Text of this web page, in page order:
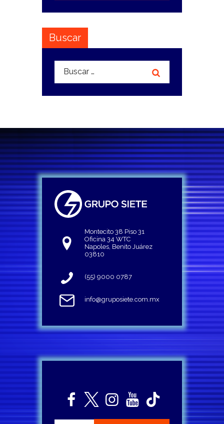
Buscar
Buscar:
Montecito 38 Piso 31
Oficina 34 WTC
Napoles, Benito Juárez
03810
(55) 9000 0787
info@gruposiete.com.mx